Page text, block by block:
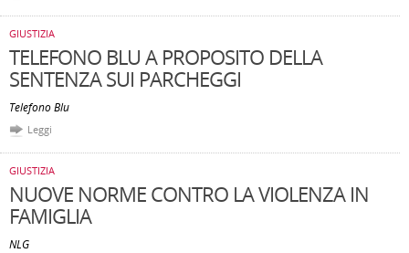
GIUSTIZIA
TELEFONO BLU A PROPOSITO DELLA
SENTENZA SUI PARCHEGGI
Telefono Blu
Leggi
GIUSTIZIA
NUOVE NORME CONTRO LA VIOLENZA IN
FAMIGLIA
NLG